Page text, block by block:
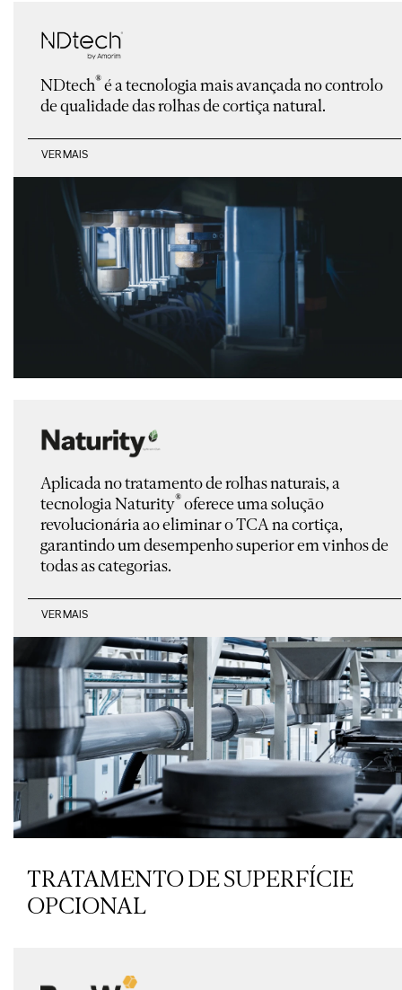
NDtech®é a tecnologia mais avançada no controlo
de qualidade das rolhas de cortiça natural.
VER MAIS
Aplicada no tratamento de rolhas naturais, a
tecnologia Naturity®oferece uma solução
revolucionária ao eliminar o TCA na cortiça,
garantindo um desempenho superior em vinhos de
todas as categorias.
VER MAIS
TRATAMENTO DE SUPERFÍCIE
OPCIONAL